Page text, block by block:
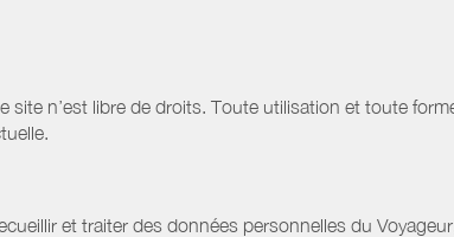
site n’est libre de droits. Toute utilisation et toute
et traiter des données personnelles du